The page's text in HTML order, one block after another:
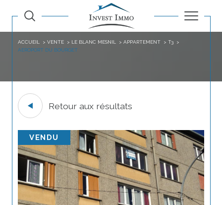
ACCUEIL VENTE LE BLANC MESNIL APPARTEMENT
T3
AEROPORT DU BOURGET
Retour aux résultats
VENDU